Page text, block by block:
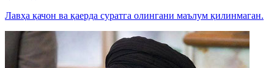
Лавҳа қачон ва қаерда суратга олингани маълум қилинмаган.